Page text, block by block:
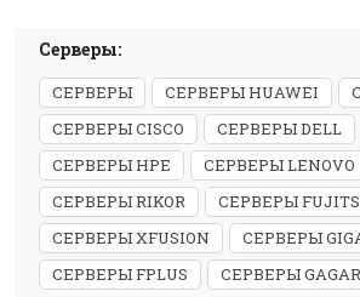
Серверы:
СЕРВЕРЫ СЕРВЕРЫ HUAWEI
СЕРВЕРЫ CISCO
СЕРВЕРЫ DELL
СЕРВЕРЫ HPE
СЕРВЕРЫ LENOVO
СЕРВЕРЫ RIKOR
СЕРВЕРЫ
СЕРВЕРЫ XFUSION
СЕРВЕРЫ
СЕРВЕРЫ FPLUS
СЕРВЕРЫ